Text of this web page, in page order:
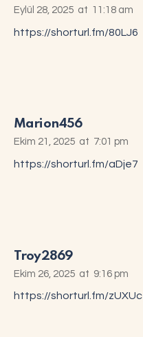
Eylül 28, 2025 at 11:18 am
https://shorturl.fm/80LJ6
Marion456
Ekim 21, 2025 at 7:01 pm
https://shorturl.fm/aDje7
Troy2869
Ekim 26, 2025 at 9:16 pm
https://shorturl.fm/zUXUc